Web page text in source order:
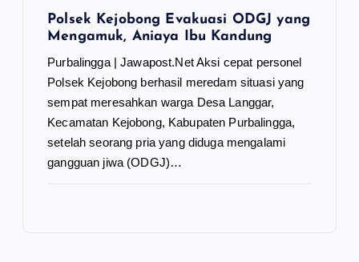
Polsek Kejobong Evakuasi ODGJ yang
Mengamuk, Aniaya Ibu Kandung
Purbalingga | Jawapost.Net Aksi cepat personel
Polsek Kejobong berhasil meredam situasi yang
sempat meresahkan warga Desa Langgar,
Kecamatan Kejobong, Kabupaten Purbalingga,
setelah seorang pria yang diduga mengalami
gangguan jiwa (ODGJ)…